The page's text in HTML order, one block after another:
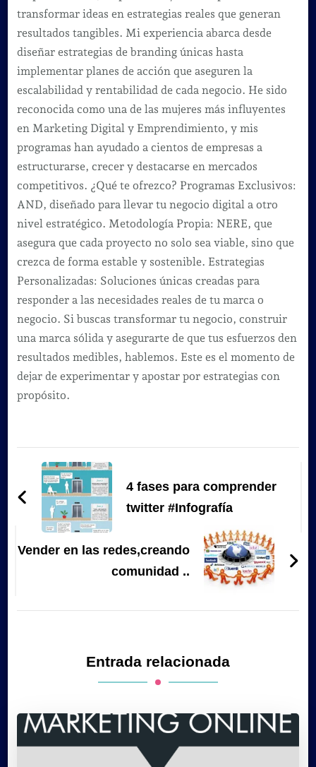
transformar ideas en estrategias reales que generan
resultados tangibles. Mi experiencia abarca desde
diseñar estrategias de branding únicas hasta
implementar planes de acción que aseguren la
escalabilidad y rentabilidad de cada negocio. He sido
reconocida como una de las mujeres más influyentes
en Marketing Digital y Emprendimiento, y mis
programas han ayudado a cientos de empresas a
estructurarse, crecer y destacarse en mercados
competitivos. ¿Qué te ofrezco? Programas Exclusivos:
AND, diseñado para llevar tu negocio digital a otro
nivel estratégico. Metodología Propia: NERE, que
asegura que cada proyecto no solo sea viable, sino que
crezca de forma estable y sostenible. Estrategias
Personalizadas: Soluciones únicas creadas para
responder a las necesidades reales de tu marca o
negocio. Si buscas transformar tu negocio, construir
una marca sólida y asegurarte de que tus esfuerzos den
resultados medibles, hablemos. Este es el momento de
dejar de experimentar y apostar por estrategias con
propósito.
Navegación
de
entradas
4 fases para comprender
twitter #Infografía
Vender en las redes,creando
comunidad ..
Entrada relacionada